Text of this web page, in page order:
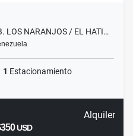
LOS NARANJOS / EL HATI…
1 Estacionamiento
Alquiler
USD